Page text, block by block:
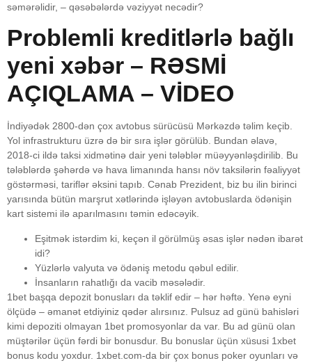
səmərəlidir, – qəsəbələrdə vəziyyət necədir?
Problemli kreditlərlə bağlı
yeni xəbər – RƏSMİ
AÇIQLAMA – VİDEO
İndiyədək 2800-dən çox avtobus sürücüsü Mərkəzdə təlim keçib.
Yol infrastrukturu üzrə də bir sıra işlər görülüb. Bundan əlavə,
2018-ci ildə taksi xidmətinə dair yeni tələblər müəyyənləşdirilib. Bu
tələblərdə şəhərdə və hava limanında hansı növ taksilərin fəaliyyət
göstərməsi, tariflər əksini tapıb. Cənab Prezident, biz bu ilin birinci
yarısında bütün marşrut xətlərində işləyən avtobuslarda ödənişin
kart sistemi ilə aparılmasını təmin edəcəyik.
Eşitmək istərdim ki, keçən il görülmüş əsas işlər nədən ibarət
idi?
Yüzlərlə valyuta və ödəniş metodu qəbul edilir.
İnsanların rahatlığı da vacib məsələdir.
1bet başqa depozit bonusları da təklif edir – hər həftə. Yenə eyni
ölçüdə – əmanət etdiyiniz qədər alırsınız. Pulsuz ad günü bahisləri
kimi depoziti olmayan 1bet promosyonlar da var. Bu ad günü olan
müştərilər üçün fərdi bir bonusdur. Bu bonuslar üçün xüsusi 1xbet
bonus kodu yoxdur. 1xbet.com-da bir çox bonus poker oyunları və